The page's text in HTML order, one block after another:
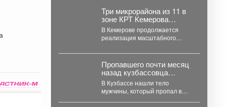
Три микрорайона из 11 в
зоне КРТ Кемерова
остаются без
застройщиков
В Кемерове продолжается
реализация масштабного
развития территорий. Первый
дом скоро будет сдан, но...
Пропавшего почти месяц
назад кузбассовца
нашли мёртвым
В Кузбассе нашли тело
мужчины, который пропал в